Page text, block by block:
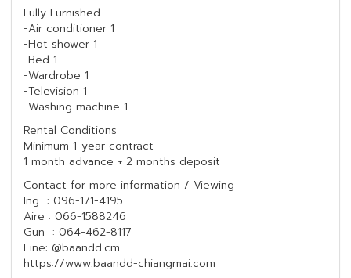
Fully Furnished
-Air conditioner 1
-Hot shower 1
-Bed 1
-Wardrobe 1
-Television 1
-Washing machine 1
Rental Conditions
Minimum 1-year contract
1 month advance + 2 months deposit
Contact for more information / Viewing
Ing : 096-171-4195
Aire : 066-1588246
Gun : 064-462-8117
Line: @baandd.cm
https://www.baandd-chiangmai.com